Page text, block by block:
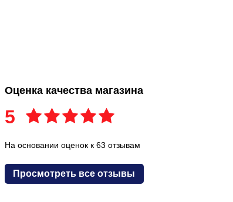
Оценка качества магазина
5
На основании оценок к 63 отзывам
Просмотреть все отзывы